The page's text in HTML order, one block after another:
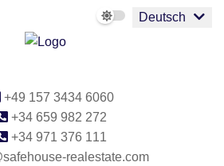
Deutsch
+49 157 3434 6060
+34 659 982 272
+34 971 376 111
realestate.com